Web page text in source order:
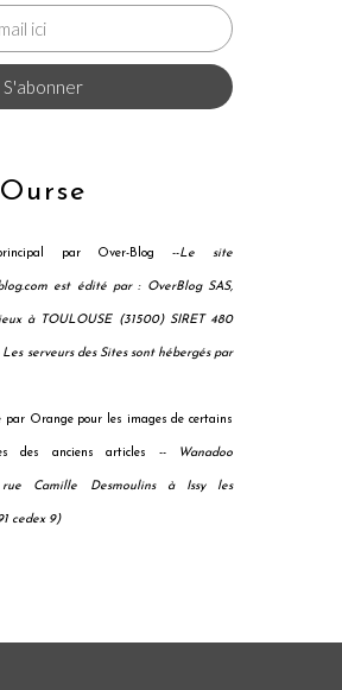
Ourse
par Over-Blog --Le site
est édité par : OverBlog SAS,
à TOULOUSE (31500) SIRET 480
Les serveurs des Sites sont hébergés par
par Orange pour les images de certains
des anciens articles -- Wanadoo
Camille Desmoulins à Issy les
cedex 9)